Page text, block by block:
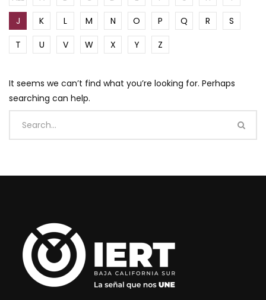
J
K L M N O P Q R
S
T
U V W X Y Z
It seems we can’t find what you’re looking for. Perhaps
searching can help.